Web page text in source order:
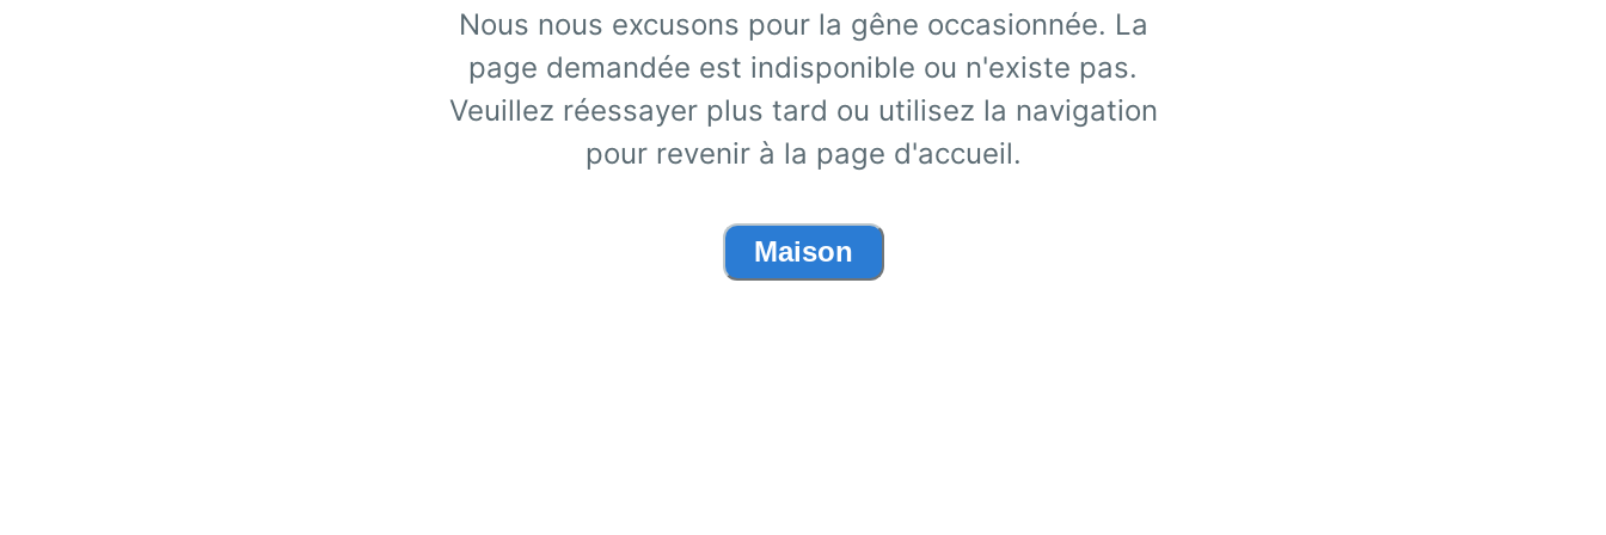
Nous nous excusons pour la gêne occasionnée. La
page demandée est indisponible ou n'existe pas.
Veuillez réessayer plus tard ou utilisez la navigation
pour revenir à la page d'accueil.
Maison